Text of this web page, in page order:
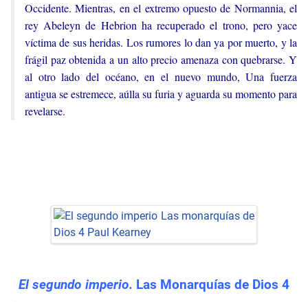
Occidente. Mientras, en el extremo opuesto de Normannia, el
rey Abeleyn de Hebrion ha recuperado el trono, pero yace
víctima de sus heridas. Los rumores lo dan ya por muerto, y la
frágil paz obtenida a un alto precio amenaza con quebrarse. Y
al otro lado del océano, en el nuevo mundo, Una fuerza
antigua se estremece, aúlla su furia y aguarda su momento para
revelarse.
El segundo imperio. Las Monarquías de Dios 4